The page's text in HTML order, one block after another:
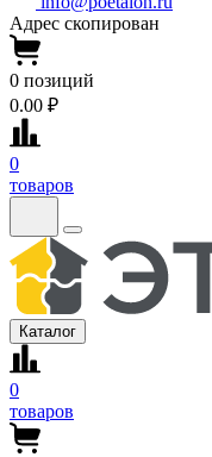
Адрес скопирован
0 позиций
0.00 ₽
0
товаров
Каталог
0
товаров